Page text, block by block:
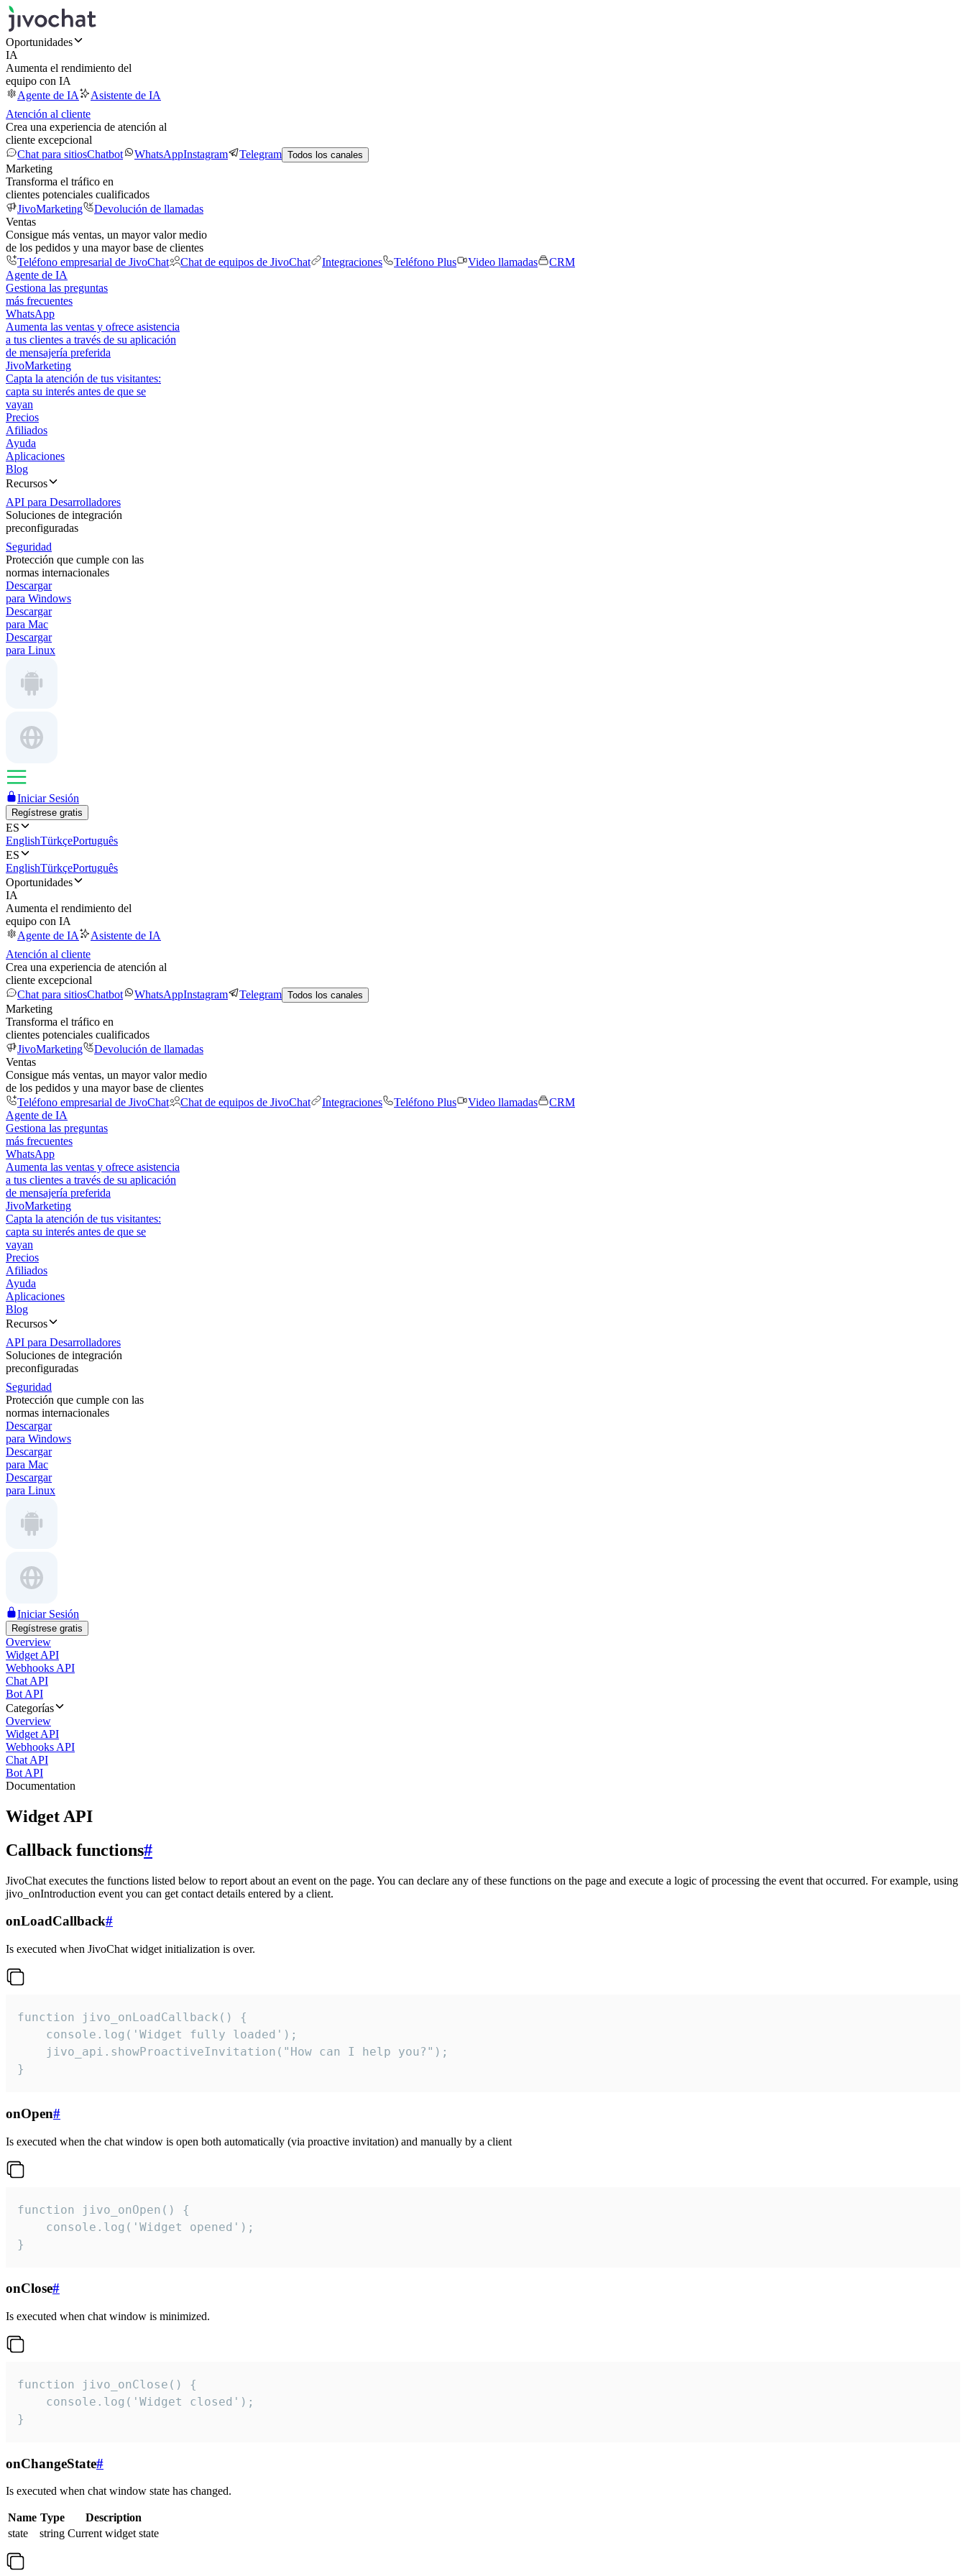
Oportunidades
IA
Aumenta el rendimiento del
equipo con IA
Agente de IA
Asistente de IA
Atención al cliente
Crea una experiencia de atención al
cliente excepcional
Chat para sitiosChatbot WhatsAppInstagram Telegram Todos los canales
Marketing
Transforma el tráfico en
clientes potenciales cualificados
JivoMarketing
Devolución de llamadas
Ventas
Consigue más ventas, un mayor valor medio
de los pedidos y una mayor base de clientes
Teléfono empresarial de JivoChat
Chat de equipos de JivoChat Integraciones Teléfono Plus Video llamadas
CRM
Agente de IA
Gestiona las preguntas
más frecuentes
WhatsApp
Aumenta las ventas y ofrece asistencia
a tus clientes a través de su aplicación
de mensajería preferida
JivoMarketing
Capta la atención de tus visitantes:
capta su interés antes de que se
vayan
Precios
Afiliados
Ayuda
Aplicaciones
Blog
Recursos
API para Desarrolladores
Soluciones de integración
preconfiguradas
Seguridad
Protección que cumple con las
normas internacionales
Descargar
para Windows
Descargar
para Mac
Descargar
para Linux
Iniciar Sesión
Regístrese gratis
ES
EnglishTürkçePortuguês
ES
EnglishTürkçePortuguês
Oportunidades
IA
Aumenta el rendimiento del
equipo con IA
Agente de IA
Asistente de IA
Atención al cliente
Crea una experiencia de atención al
cliente excepcional
Chat para sitiosChatbot WhatsAppInstagram Telegram Todos los canales
Marketing
Transforma el tráfico en
clientes potenciales cualificados
JivoMarketing
Devolución de llamadas
Ventas
Consigue más ventas, un mayor valor medio
de los pedidos y una mayor base de clientes
Teléfono empresarial de JivoChat
Chat de equipos de JivoChat Integraciones Teléfono Plus Video llamadas
CRM
Agente de IA
Gestiona las preguntas
más frecuentes
WhatsApp
Aumenta las ventas y ofrece asistencia
a tus clientes a través de su aplicación
de mensajería preferida
JivoMarketing
Capta la atención de tus visitantes:
capta su interés antes de que se
vayan
Precios
Afiliados
Ayuda
Aplicaciones
Blog
Recursos
API para Desarrolladores
Soluciones de integración
preconfiguradas
Seguridad
Protección que cumple con las
normas internacionales
Descargar
para Windows
Descargar
para Mac
Descargar
para Linux
Iniciar Sesión
Regístrese gratis
Overview
Widget API
Webhooks API
Chat API
Bot API
Categorías
Overview
Widget API
Webhooks API
Chat API
Bot API
Documentation
Widget API
Callback functions#
JivoChat executes the functions listed below to report about an event on the page. You can declare any of these functions on the page and execute a logic of processing the event that occurred. For example, using
jivo_onIntroduction event you can get contact details entered by a client.
onLoadCallback#
Is executed when JivoChat widget initialization is over.
function jivo_onLoadCallback() {
    console.log('Widget fully loaded');
    jivo_api.showProactiveInvitation("How can I help you?");
}
onOpen#
Is executed when the chat window is open both automatically (via proactive invitation) and manually by a client
function jivo_onOpen() {
    console.log('Widget opened');
}
onClose#
Is executed when chat window is minimized.
function jivo_onClose() {
    console.log('Widget closed');
}
onChangeState#
Is executed when chat window state has changed.
Name Type
Description
state
string Current widget state